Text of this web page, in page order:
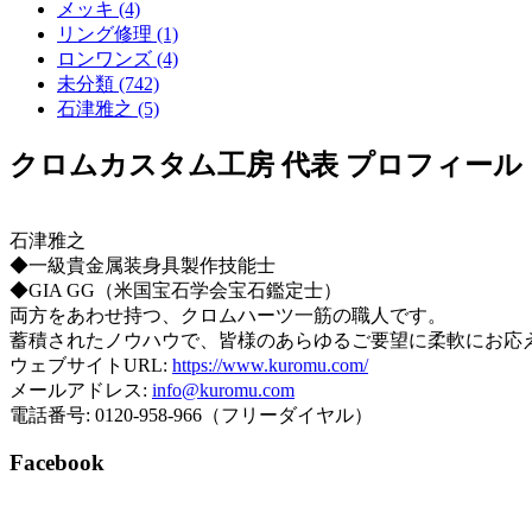
メッキ (4)
リング修理 (1)
ロンワンズ (4)
未分類 (742)
石津雅之 (5)
クロムカスタム工房 代表 プロフィール
石津雅之
◆一級貴金属装身具製作技能士
◆GIA GG（米国宝石学会宝石鑑定士）
両方をあわせ持つ、クロムハーツ一筋の職人です。
蓄積されたノウハウで、皆様のあらゆるご要望に柔軟にお応
ウェブサイトURL: https://www.kuromu.com/
メールアドレス: info@kuromu.com
電話番号: 0120-958-966（フリーダイヤル）
Facebook